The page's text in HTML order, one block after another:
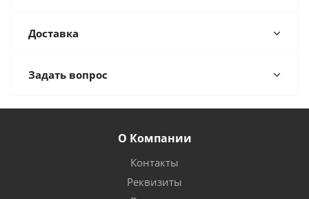
Доставка
Задать вопрос
О Компании
Контакты
Реквизиты